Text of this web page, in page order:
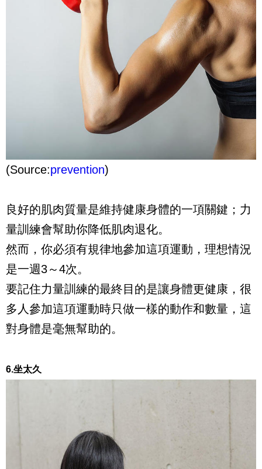
(Source:prevention)
良好的肌肉質量是維持健康身體的一項關鍵；力
量訓練會幫助你降低肌肉退化。
然而，你必須有規律地參加這項運動，理想情況
是一週3～4次。
要記住力量訓練的最終目的是讓身體更健康，很
多人參加這項運動時只做一樣的動作和數量，這
對身體是毫無幫助的。
6.坐太久